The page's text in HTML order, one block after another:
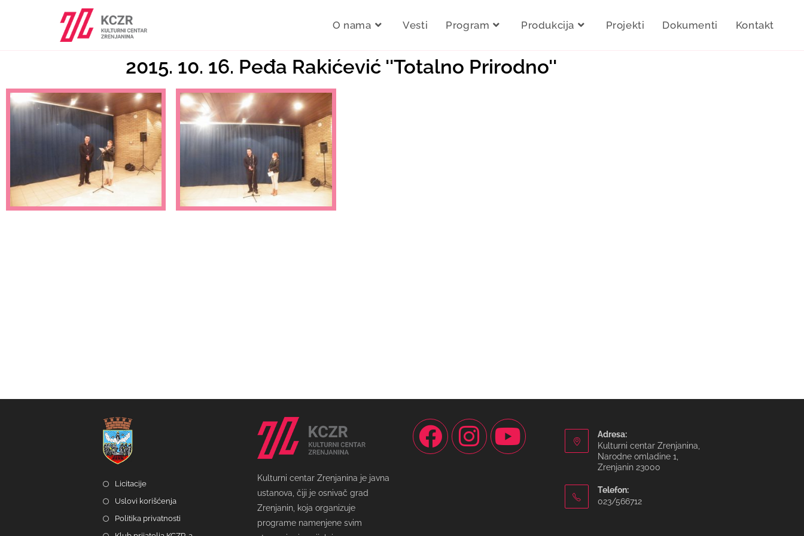
O nama Vesti Program Produkcija Projekti Dokumenti Kontakt
2015. 10. 16. Peđa Rakićević ''Totalno Prirodno''
Licitacije
Uslovi korišćenja
Politika privatnosti
Kulturni centar Zrenjanina je javna
ustanova, čiji je osnivač grad
Zrenjanin, koja organizuje
programe namenjene svim
Adresa:
Kulturni centar Zrenjanina,
Narodne omladine 1,
Zrenjanin 23000
Telefon:
023/566712